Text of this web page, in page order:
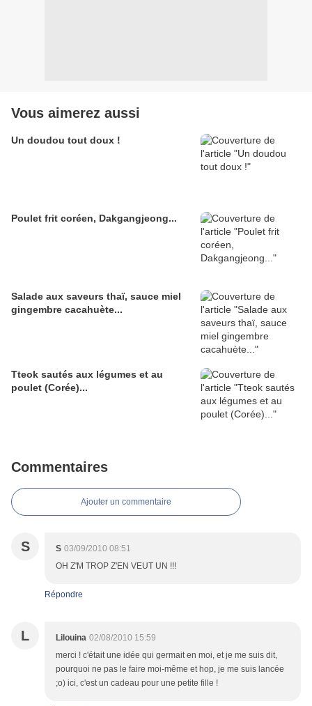
Vous aimerez aussi
Un doudou tout doux !
Poulet frit coréen, Dakgangjeong...
Salade aux saveurs thaï, sauce miel
gingembre cacahuète...
Tteok sautés aux légumes et au
poulet (Corée)...
Commentaires
Ajouter un commentaire
S S 03/09/2010 08:51
OH Z'M TROP Z'EN VEUT UN !!!
Répondre
L Lilouina 02/08/2010 15:59
merci ! c'était une idée qui germait en moi, et je me suis dit,
pourquoi ne pas le faire moi-même et hop, je me suis lancée
;o) ici, c'est un cadeau pour une petite fille !